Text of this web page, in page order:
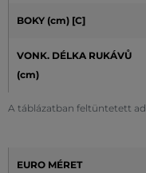
A táblázatban feltüntetett
BOKY (cm) [C]
VONK. DÉLKA RUKÁVŮ
(cm)
EURO MÉRET